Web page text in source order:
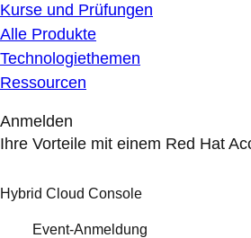
Kurse und Prüfungen
Alle Produkte
Technologiethemen
Ressourcen
Anmelden
Ihre Vorteile mit einem Red Hat
Hybrid Cloud Console
Event-Anmeldung